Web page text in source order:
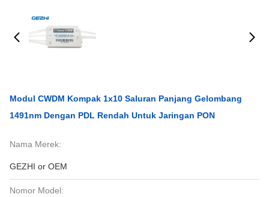
Modul CWDM Kompak 1x10 Saluran Panjang Gelombang
1491nm Dengan PDL Rendah Untuk Jaringan PON
Nama Merek:
GEZHI or OEM
Nomor Model: